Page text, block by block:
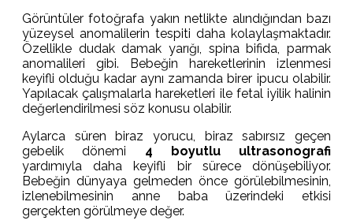
Görüntüler fotoğrafa yakın netlikte alındığından bazı
yüzeysel anomalilerin tespiti daha kolaylaşmaktadır.
Özellikle dudak damak yarığı, spina bifida, parmak
anomalileri gibi. Bebeğin hareketlerinin izlenmesi
keyifli olduğu kadar aynı zamanda birer ipucu olabilir.
Yapılacak çalışmalarla hareketleri ile fetal iyilik halinin
değerlendirilmesi söz konusu olabilir.
Aylarca süren biraz yorucu, biraz sabırsız geçen
gebelik dönemi 4 boyutlu ultrasonografi
yardımıyla daha keyifli bir sürece dönüşebiliyor.
Bebeğin dünyaya gelmeden önce görülebilmesinin,
izlenebilmesinin anne baba üzerindeki etkisi
gerçekten görülmeye değer.